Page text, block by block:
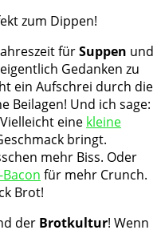
fürSuppen und
Gedanken zu
ein Aufschrei durch die
Beilagen! Und ich sage:
eine kleine
bringt.
mehr Biss. Oder
für mehr Crunch.
Brot!
der Brotkultur! Wenn